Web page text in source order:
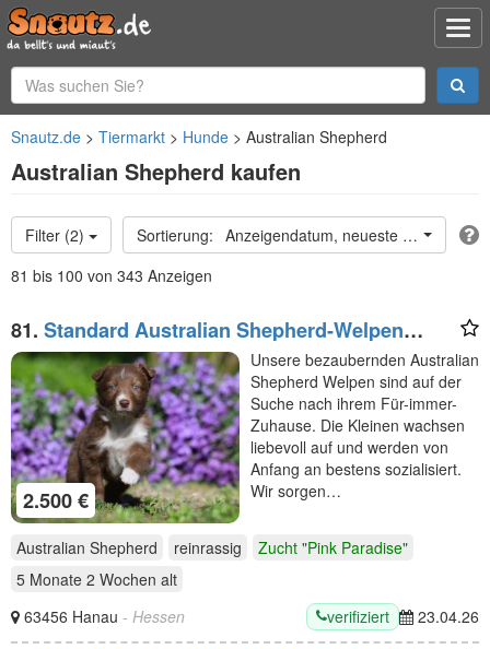
Snautz.de Tiermarkt Hunde Australian Shepherd
Australian Shepherd kaufen
Filter (2)
Anzeigendatum, neueste oben
81 bis 100 von 343 Anzeigen
81. Standard Australian Shepherd-Welpen
suchen ihr Für-immer-Zuhause ab 22.04.2026
2.500 €
Unsere bezaubernden Australian
Shepherd Welpen sind auf der
Suche nach ihrem Für-immer-
Zuhause. Die Kleinen wachsen
liebevoll auf und werden von
Anfang an bestens sozialisiert.
Wir sorgen…
Australian Shepherd reinrassig
Zucht "Pink Paradise"
5 Monate 2 Wochen alt
63456 Hanau - Hessen verifiziert 23.04.26